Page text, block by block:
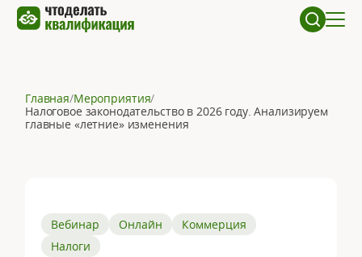
Главная/Мероприятия/
Налоговое законодательство в 2026 году. Анализируем
главные «летние» изменения
Вебинар Онлайн
Коммерция
Налоги